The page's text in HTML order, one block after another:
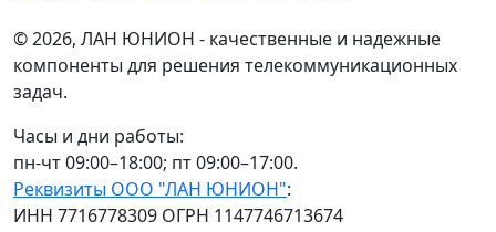
© 2026, ЛАН ЮНИОН - качественные и надежные
компоненты для решения телекоммуникационных
задач.
Часы и дни работы:
пн-чт 09:00–18:00; пт 09:00–17:00.
Реквизиты ООО "ЛАН ЮНИОН":
ИНН 7716778309 ОГРН 1147746713674